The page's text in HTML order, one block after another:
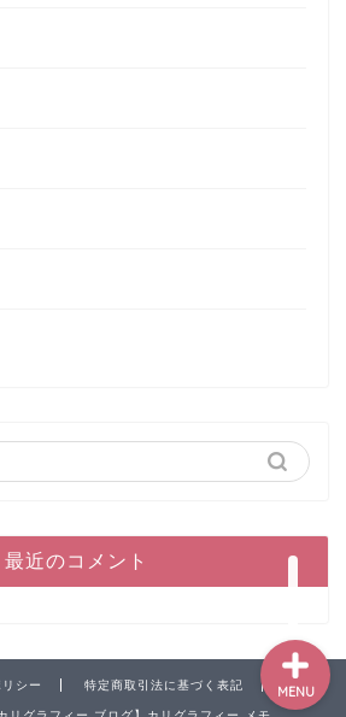
最近のコメント
シー 特定商取引法に基づく表記 MENU
インク